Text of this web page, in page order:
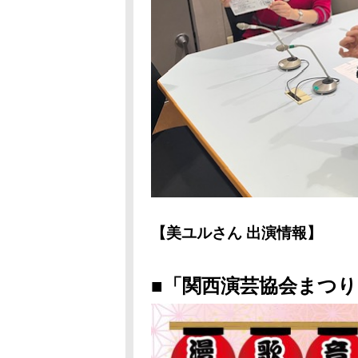
【美ユルさん 出演情報】
■「関西演芸協会まつ